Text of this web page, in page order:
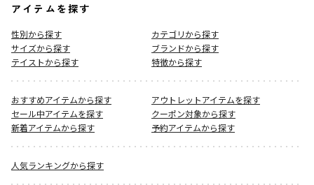
アイテムを探す
性別から探す
カテゴリから探す
サイズから探す
ブランドから探す
テイストから探す
特徴から探す
おすすめアイテムから探す
アウトレットアイテムを探す
セール中アイテムを探す
クーポン対象から探す
新着アイテムから探す
予約アイテムから探す
人気ランキングから探す